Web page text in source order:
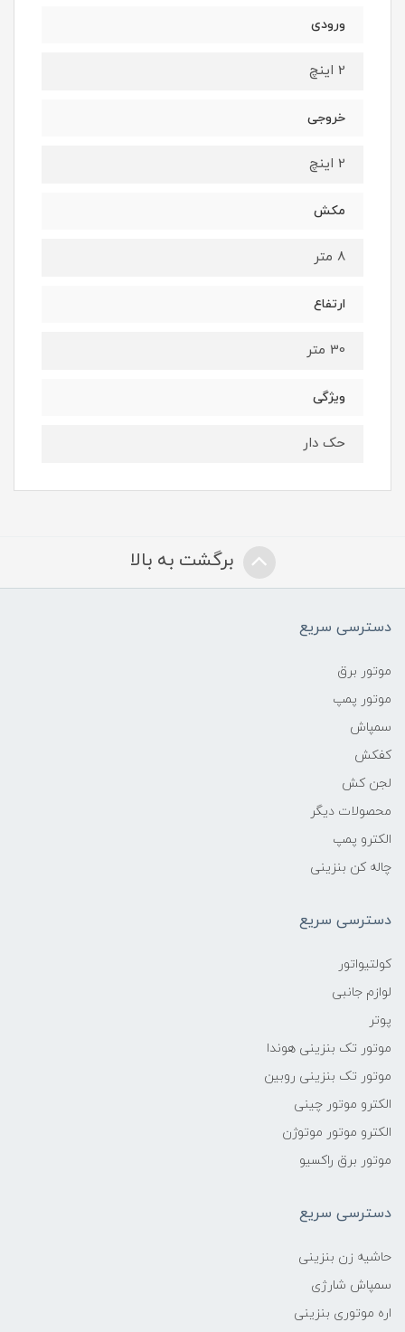
ورودی
2 اینچ
خروجی
2 اینچ
مکش
8 متر
ارتفاع
30 متر
ویژگی
حک دار
برگشت به بالا
دسترسی سریع
موتور برق
موتور پمپ
سمپاش
کفکش
لجن کش
محصولات دیگر
الکترو پمپ
چاله کن بنزینی
دسترسی سریع
کولتیواتور
لوازم جانبی
پوتر
موتور تک بنزینی هوندا
موتور تک بنزینی روبین
الکترو موتور چینی
الکترو موتور موتوژن
موتور برق راکسیو
دسترسی سریع
حاشیه زن بنزینی
سمپاش شارژی
اره موتوری بنزینی